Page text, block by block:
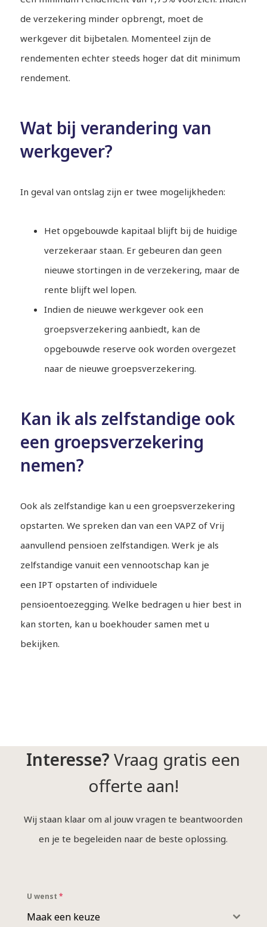
de verzekering minder opbrengt, moet de
werkgever dit bijbetalen. Momenteel zijn de
rendementen echter steeds hoger dat dit minimum
rendement.
Wat bij verandering van
werkgever?
In geval van ontslag zijn er twee mogelijkheden:
Het opgebouwde kapitaal blijft bij de huidige
verzekeraar staan. Er gebeuren dan geen
nieuwe stortingen in de verzekering, maar de
rente blijft wel lopen.
Indien de nieuwe werkgever ook een
groepsverzekering aanbiedt, kan de
opgebouwde reserve ook worden overgezet
naar de nieuwe groepsverzekering.
Kan ik als zelfstandige ook
een groepsverzekering
nemen?
Ook als zelfstandige kan u een groepsverzekering
opstarten. We spreken dan van een VAPZ of Vrij
aanvullend pensioen zelfstandigen. Werk je als
zelfstandige vanuit een vennootschap kan je
een IPT opstarten of individuele
pensioentoezegging. Welke bedragen u hier best in
kan storten, kan u boekhouder samen met u
bekijken.
Interesse?Vraag gratis een
offerte aan!
Wij staan klaar om al jouw vragen te beantwoorden
en je te begeleiden naar de beste oplossing.
U wenst *
Maak een keuze